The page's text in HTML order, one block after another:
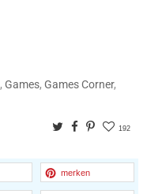
,Games,Games Corner,
TwitterFacebook
Pinterest
192
merken